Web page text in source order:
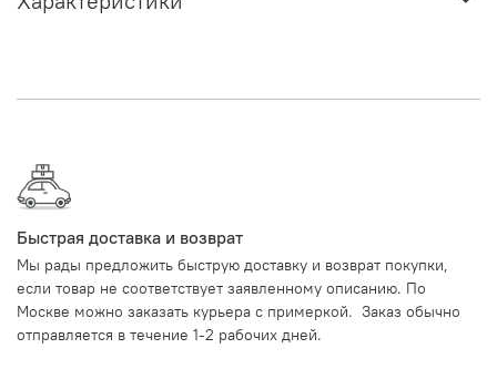
Быстрая доставка и возврат
Мы рады предложить быструю доставку и возврат покупки,
если товар не соответствует заявленному описанию. По
Москве можно заказать курьера с примеркой. Заказ обычно
отправляется в течение 1-2 рабочих дней.